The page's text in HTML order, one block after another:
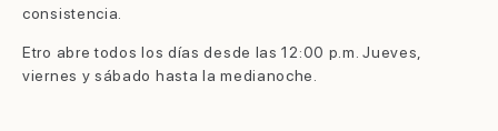
consistencia.
Etro abre todos los días desde las 12:00 p.m. Jueves,
viernes y sábado hasta la medianoche.